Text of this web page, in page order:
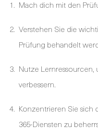
Mach dich mit den
Verstehen Sie die
Prüfung behandelt
Nutze
verbessern.
Konzentrieren Sie sich
365-Diensten zu